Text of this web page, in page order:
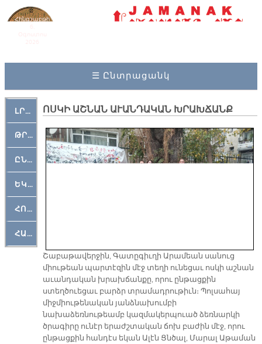
Հինգշաբթի
☰ Ընտրացանկ
ԼՐԱՀՈՍ
ԹՐՔԱՀԱՅ ԿԵԱՆՔ
ԸՆԿԵՐԱՄՇԱԿՈՒԹԱՅԻՆ
ԵԿԵՂԵՑԱԿԱՆ
ՀՈԳԵՄՏԱՒՈՐ
ՀԱՐԹԱԿ
ՈՍԿԻ ԱՇՆԱՆ ԱՒԱՆԴԱԿԱՆ ԽՐԱԽՃԱՆՔ
Շաբաթավերջին, Գատըգիւղի Արամեան սանուց
միութեան պարտէզին մէջ տեղի ունեցաւ ոսկի աշնան
աւանդական խրախճանքը, որու ընթացքին
ստեղծուեցաւ բարձր տրամադրութիւն։ Պոլսահայ
միջմիութենական յանձնախումբի
նախաձեռնութեամբ կազմակերպուած ձեռնարկի
ծրագիրը ունէր երաժշտական ճոխ բաժին մէջ, որու
ընթացքին հանդէս եկան Ալէն Ցնծալ, Մարալ Աթաման